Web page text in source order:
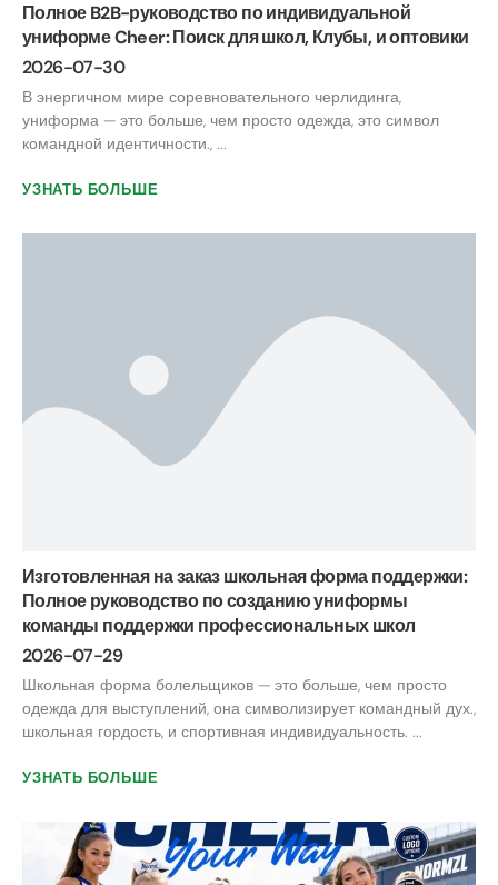
Полное B2B-руководство по индивидуальной
униформе Cheer: Поиск для школ, Клубы, и оптовики
2026-07-30
В энергичном мире соревновательного черлидинга,
униформа — это больше, чем просто одежда, это символ
командной идентичности., ...
УЗНАТЬ БОЛЬШЕ
Изготовленная на заказ школьная форма поддержки:
Полное руководство по созданию униформы
команды поддержки профессиональных школ
2026-07-29
Школьная форма болельщиков — это больше, чем просто
одежда для выступлений, она символизирует командный дух.,
школьная гордость, и спортивная индивидуальность. ...
УЗНАТЬ БОЛЬШЕ